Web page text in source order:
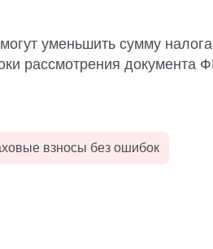
уменьшить сумму
рассмотрения документа
взносы без ошибок